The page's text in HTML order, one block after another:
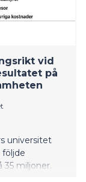
vid
på
universitet
följde
miljoner.